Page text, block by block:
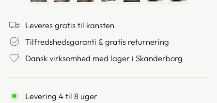
Leveres gratis til kansten
Tilfredshedsgaranti & gratis returnering
Dansk virksomhed med lager i Skanderborg
Levering 4 til 8 uger